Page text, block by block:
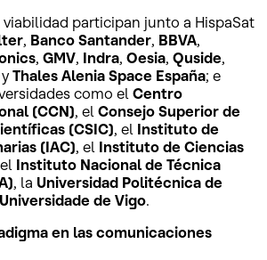
viabilidad participan junto a HispaSat
, Banco Santander, BBVA,
, GMV, Indra, Oesia, Quside,
yThales Alenia Space España; e
como el Centro
(CCN), el Consejo Superior de
(CSIC), el Instituto de
(IAC), el Instituto de Ciencias
Instituto Nacional de Técnica
, la Universidad Politécnica de
Universidade de Vigo.
en las comunicaciones